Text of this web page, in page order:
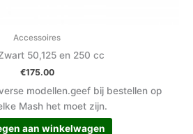
Accessoires
50,125 en 250 cc
€175.00
modellen.geef bij bestellen op
Mash het moet zijn.
aan winkelwagen